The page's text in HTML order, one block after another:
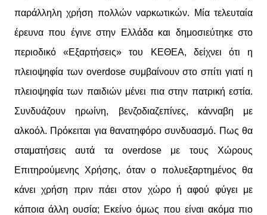
παράλληλη χρήση πολλών ναρκωτικών. Μία τελευταία
έρευνα που έγινε στην Ελλάδα και δημοσιεύτηκε στο
περιοδικό «Εξαρτήσεις» του ΚΕΘΕΑ, δείχνει ότι η
πλειοψηφία των overdose συμβαίνουν στο σπίτι γιατί η
πλειοψηφία των παιδιών μένει πια στην πατρική εστία.
Συνδυάζουν ηρωίνη, βενζοδιαζεπίνες, κάνναβη με
αλκοόλ. Πρόκειται για θανατηφόρο συνδυασμό. Πως θα
σταματήσεις αυτά τα overdose με τους Χώρους
Επιτηρούμενης Χρήσης, όταν ο πολυεξαρτημένος θα
κάνει χρήση πριν πάει στον χώρο ή αφού φύγει με
κάποια άλλη ουσία; Εκείνο όμως που είναι ακόμα πιο